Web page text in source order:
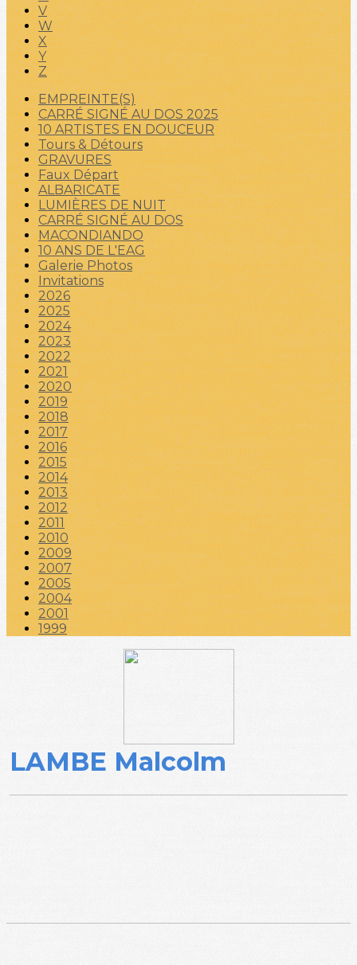
V
W
X
Y
Z
EMPREINTE(S)
CARRÉ SIGNÉ AU DOS 2025
10 ARTISTES EN DOUCEUR
Tours & Détours
GRAVURES
Faux Départ
ALBARICATE
LUMIÈRES DE NUIT
CARRÉ SIGNÉ AU DOS
MACONDIANDO
10 ANS DE L'EAG
Galerie Photos
Invitations
2026
2025
2024
2023
2022
2021
2020
2019
2018
2017
2016
2015
2014
2013
2012
2011
2010
2009
2007
2005
2004
2001
1999
LAMBE Malcolm